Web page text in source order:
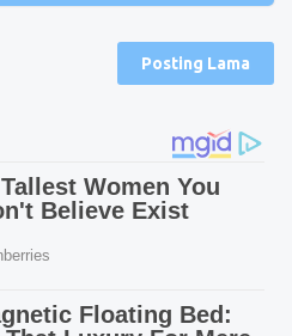
Posting Lama